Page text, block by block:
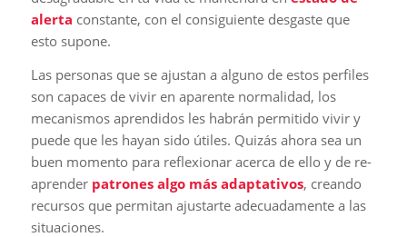
alerta constante, con el consiguiente desgaste que
esto supone.
Las personas que se ajustan a alguno de estos perfiles
son capaces de vivir en aparente normalidad, los
mecanismos aprendidos les habrán permitido vivir y
puede que les hayan sido útiles. Quizás ahora sea un
buen momento para reflexionar acerca de ello y de re-
aprender patrones algo más adaptativos, creando
recursos que permitan ajustarte adecuadamente a las
situaciones.